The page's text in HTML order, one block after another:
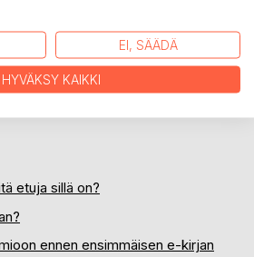
etuja sillä on?
ennen ensimmäisen e-kirjan
EI, SÄÄDÄ
HYVÄKSY KAIKKI